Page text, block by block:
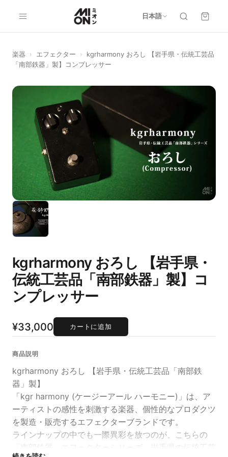
日本語
楽器 › エフェクター ›
kgrharmony おろし 【岩手県・伝統工芸品
「南部鉄器」製】コンプレッサー
kgrharmony おろし 【岩手県・
伝統工芸品「南部鉄器」製】コ
ンプレッサー
¥33,000 カートに追加
商品説明
kgrharmony おろし 【岩手県・伝統工芸品「南部鉄
器」製】
「kgr harmony (ケージーアール ハーモニー)」は、ア
ーティストの感性を刺激する楽器、個性的なプロダクツ
を製造・販売するエフェクターブランドです。
ラインナップの中でも一際異彩を放つのが、こちらの
「南部鉄器」エフェクターシリーズ。岩手県の伝統工芸